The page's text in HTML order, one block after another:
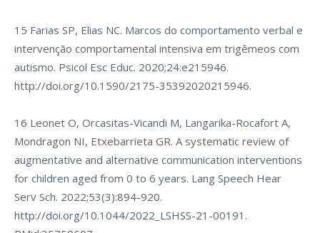
15 Farias SP, Elias NC. Marcos do comportamento verbal e
intervenção comportamental intensiva em trigêmeos com
autismo. Psicol Esc Educ. 2020;24:e215946.
http://doi.org/10.1590/2175-35392020215946.
16 Leonet O, Orcasitas-Vicandi M, Langarika-Rocafort A,
Mondragon NI, Etxebarrieta GR. A systematic review of
augmentative and alternative communication interventions
for children aged from 0 to 6 years. Lang Speech Hear
Serv Sch. 2022;53(3):894-920.
http://doi.org/10.1044/2022_LSHSS-21-00191 .